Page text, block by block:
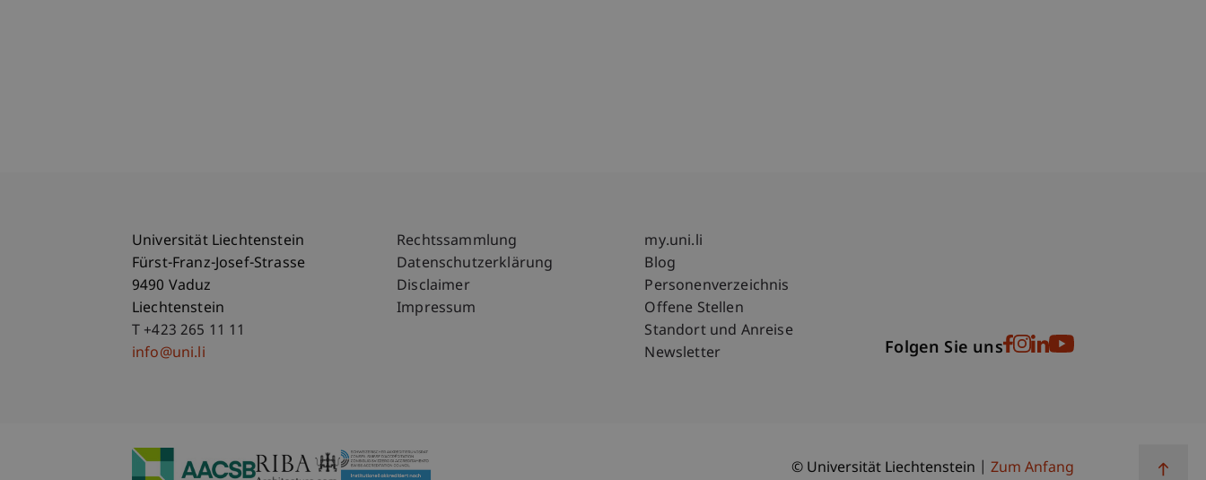
Universität Liechtenstein
Fürst-Franz-Josef-Strasse
9490 Vaduz
Liechtenstein
T +423 265 11 11
info@uni.li
Fußzeile Rechtliche Hinweise
Rechtssammlung
Datenschutzerklärung
Disclaimer
Impressum
Fußzeile Subdomain-Verzeichnis
my.uni.li
Blog
Personenverzeichnis
Offene Stellen
Standort und Anreise
Newsletter
Folgen Sie uns
© Universität Liechtenstein Zum Anfang